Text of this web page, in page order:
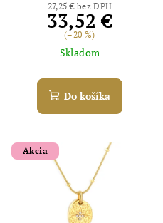
27,25 € bez DPH
33,52 €
(–20 %)
Skladom
Do košíka
Akcia